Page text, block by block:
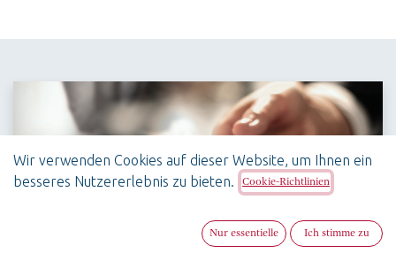
Wir verwenden Cookies auf dieser Website, um Ihnen ein
besseres Nutzererlebnis zu bieten.
Cookie-Richtlinien
Nur essentielle Ich stimme zu